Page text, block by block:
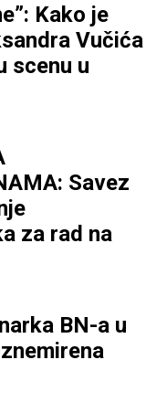
Kako je
Vučića
scenu u
Savez
za rad na
BN-a u